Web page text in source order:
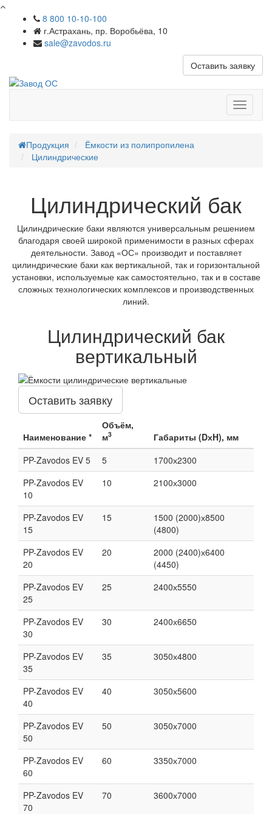
8 800 10-10-100
г.Астрахань, пр. Воробьёва, 10
sale@zavodos.ru
Оставить заявку
меню
Продукция
Ёмкости из полипропилена
Цилиндрические
Цилиндрический бак
Цилиндрические баки являются универсальным решением
благодаря своей широкой применимости в разных сферах
деятельности. Завод «ОС» производит и поставляет
цилиндрические баки как вертикальной, так и горизонтальной
установки, используемые как самостоятельно, так и в составе
сложных технологических комплексов и производственных
линий.
Цилиндрический бак
вертикальный
Оставить заявку
Наименование *
Объём,
м3
Габариты (DхH), мм
PP-Zavodos EV 5
5
1700х2300
PP-Zavodos EV
10
10 2100х3000
PP-Zavodos EV
15
15
1500 (2000)х8500
(4800)
PP-Zavodos EV
20
20
2000 (2400)х6400
(4450)
PP-Zavodos EV
25
25 2400х5550
PP-Zavodos EV
30
30 2400х6650
PP-Zavodos EV
35
35 3050х4800
PP-Zavodos EV
40
40 3050х5600
PP-Zavodos EV
50
50 3050х7000
PP-Zavodos EV
60
60 3350х7000
PP-Zavodos EV
70
70 3600х7000